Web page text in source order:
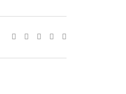
Pinterest
Reddit